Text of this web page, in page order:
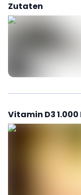
Zutaten
Vitamin D3